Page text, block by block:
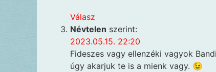
Válasz
Névtelen szerint:
2023.05.15. 22:20
Fideszes vagy ellenzéki vagyok
úgy akarjuk te is a mienk vagy. 😉